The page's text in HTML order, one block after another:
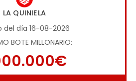
LA QUINIELA
del día 16-08-2026
BOTE MILLONARIO: